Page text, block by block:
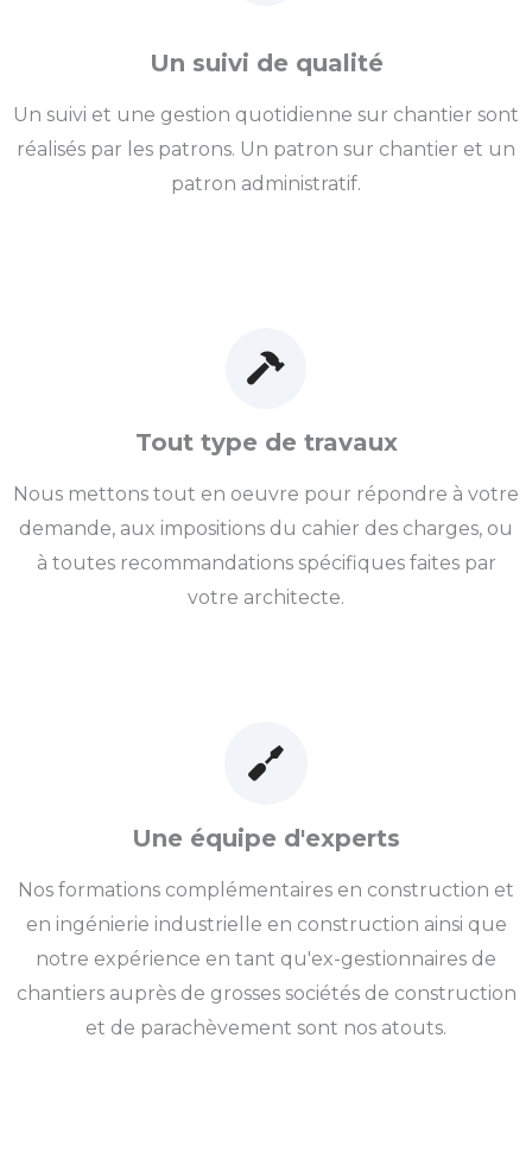
Une équipe d'experts
Nos formations complémentaires en construction et
en ingénierie industrielle en construction ainsi que
notre expérience en tant qu'ex-gestionnaires de
chantiers auprès de grosses sociétés de construction
et de parachèvement sont nos atouts.
Tout type de travaux
Nous mettons tout en oeuvre pour répondre à votre
demande, aux impositions du cahier des charges, ou
à toutes recommandations spécifiques faites par
votre architecte.
Un suivi de qualité
Un suivi et une gestion quotidienne sur chantier sont
réalisés par les patrons. Un patron sur chantier et un
patron administratif.